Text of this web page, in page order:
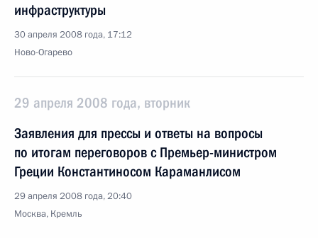
инфраструктуры
30 апреля 2008 года, 17:12
Ново-Огарево
29 апреля 2008 года, вторник
Заявления для прессы и ответы на вопросы
по итогам переговоров с Премьер-министром
Греции Константиносом Караманлисом
29 апреля 2008 года, 20:40
Москва, Кремль